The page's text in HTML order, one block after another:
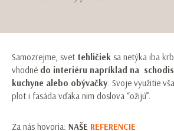
Samozrejme, svet tehličiek sa netýka iba
vhodné do interiéru napríklad na
kuchyne alebo obývačky . Svoje využitie
plot i fasáda vďaka nim doslova “ožijú”.
Za nás hovoria: NAŠE REFERENCIE